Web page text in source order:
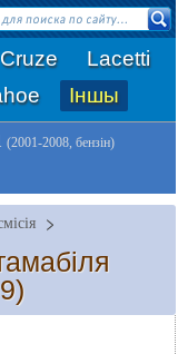
Cruze
Lacetti
Іншы
(2001-2008, бензін)